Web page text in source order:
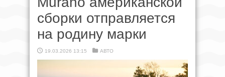
сборки отправляется
на родину марки
19.03.2026 13:15 АВТО